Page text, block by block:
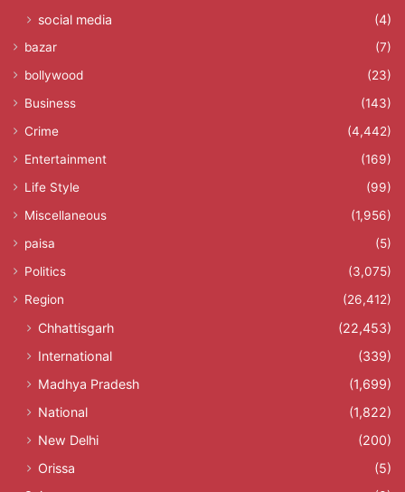
social media (4)
bazar
(7)
bollywood
(23)
Business
(143)
Crime
(4,442)
Entertainment
(169)
Life Style
(99)
Miscellaneous
(1,956)
paisa
(5)
Politics
(3,075)
Region
(26,412)
Chhattisgarh
(22,453)
International
(339)
Madhya Pradesh
(1,699)
National
(1,822)
New Delhi
(200)
Orissa
(5)